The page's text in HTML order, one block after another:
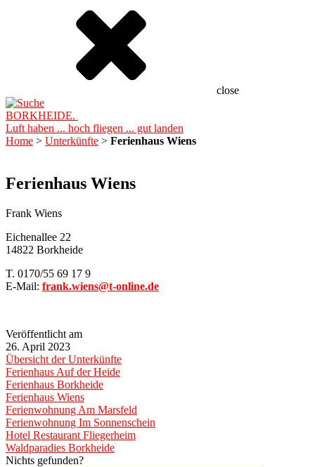
close
BORKHEIDE.
Luft haben ... hoch fliegen ... gut landen
Home > Unterkünfte > Ferienhaus Wiens
Ferienhaus Wiens
Frank Wiens
Eichenallee 22
14822 Borkheide
T. 0170/55 69 17 9
E-Mail: frank.wiens@t-online.de
Veröffentlicht am
26. April 2023
Übersicht der Unterkünfte
Ferienhaus Auf der Heide
Ferienhaus Borkheide
Ferienhaus Wiens
Ferienwohnung Am Marsfeld
Ferienwohnung Im Sonnenschein
Hotel Restaurant Fliegerheim
Waldparadies Borkheide
Nichts gefunden?